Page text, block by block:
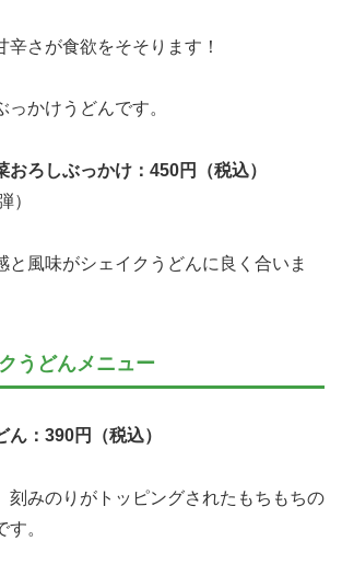
辛さが食欲をそそります！
かけうどんです。
おろしぶっかけ：450円（税込）
）
と風味がシェイクうどんに良く合いま
うどんメニュー
ん：390円（税込）
刻みのりがトッピングされたもちもちの
。